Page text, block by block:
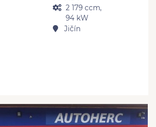
2 179 ccm,
94 kW
Jičín